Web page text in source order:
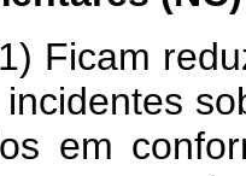
Ficam
em